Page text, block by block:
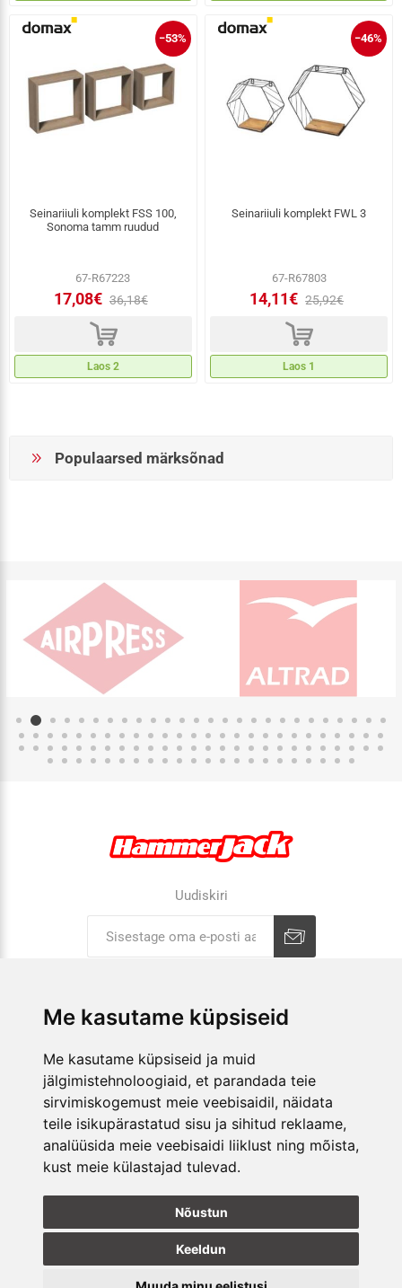
Me kasutame küpsiseid
Me kasutame küpsiseid ja muid
jälgimistehnoloogiaid, et parandada teie
sirvimiskogemust meie veebisaidil, näidata
teile isikupärastatud sisu ja sihitud reklaame,
analüüsida meie veebisaidi liiklust ning mõista,
kust meie külastajad tulevad.
Nõustun
Keeldun
−53%
Seinariiuli komplekt FSS 100,
Sonoma tamm ruudud
67-R67223
17,08€ 36,18€
d
Laos 2
−46%
Seinariiuli komplekt FWL 3
67-R67803
14,11€ 25,92€
d
Laos 1
Populaarsed märksõnad
Uudiskiri
E-POOD
KAUPLUSED